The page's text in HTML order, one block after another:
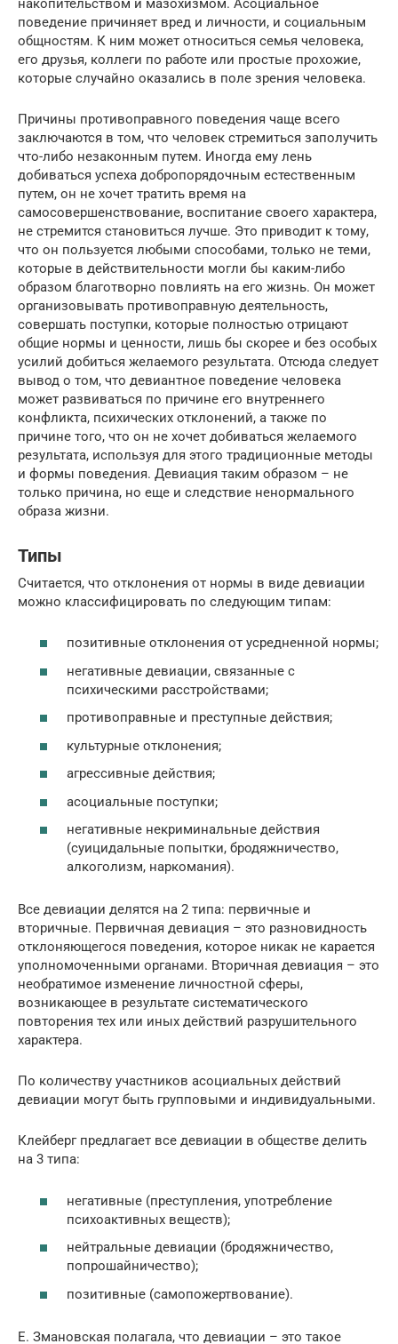
накопительством и мазохизмом. Асоциальное
поведение причиняет вред и личности, и социальным
общностям. К ним может относиться семья человека,
его друзья, коллеги по работе или простые прохожие,
которые случайно оказались в поле зрения человека.
Причины противоправного поведения чаще всего
заключаются в том, что человек стремиться заполучить
что-либо незаконным путем. Иногда ему лень
добиваться успеха добропорядочным естественным
путем, он не хочет тратить время на
самосовершенствование, воспитание своего характера,
не стремится становиться лучше. Это приводит к тому,
что он пользуется любыми способами, только не теми,
которые в действительности могли бы каким-либо
образом благотворно повлиять на его жизнь. Он может
организовывать противоправную деятельность,
совершать поступки, которые полностью отрицают
общие нормы и ценности, лишь бы скорее и без особых
усилий добиться желаемого результата. Отсюда следует
вывод о том, что девиантное поведение человека
может развиваться по причине его внутреннего
конфликта, психических отклонений, а также по
причине того, что он не хочет добиваться желаемого
результата, используя для этого традиционные методы
и формы поведения. Девиация таким образом – не
только причина, но еще и следствие ненормального
образа жизни.
Типы
Считается, что отклонения от нормы в виде девиации
можно классифицировать по следующим типам:
позитивные отклонения от усредненной нормы;
негативные девиации, связанные с
психическими расстройствами;
противоправные и преступные действия;
культурные отклонения;
агрессивные действия;
асоциальные поступки;
негативные некриминальные действия
(суицидальные попытки, бродяжничество,
алкоголизм, наркомания).
Все девиации делятся на 2 типа: первичные и
вторичные. Первичная девиация – это разновидность
отклоняющегося поведения, которое никак не карается
уполномоченными органами. Вторичная девиация – это
необратимое изменение личностной сферы,
возникающее в результате систематического
повторения тех или иных действий разрушительного
характера.
По количеству участников асоциальных действий
девиации могут быть групповыми и индивидуальными.
Клейберг предлагает все девиации в обществе делить
на 3 типа:
негативные (преступления, употребление
психоактивных веществ);
нейтральные девиации (бродяжничество,
попрошайничество);
позитивные (самопожертвование).
Е. Змановская полагала, что девиации – это такое